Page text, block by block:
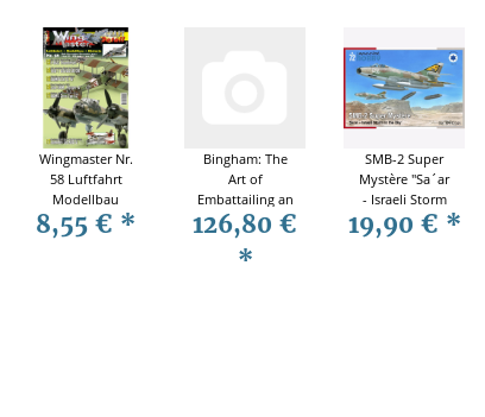
Wingmaster Nr.
58 Luftfahrt
Modellbau
Historie
8,55 € *
Bingham: The
Art of
Embattailing an
army or, the
second part of
Aelians Tacticks
126,80 €
*
SMB-2 Super
Mystère "Sa´ar
- Israeli Storm
in the Sky"
Special Hobby
19,90 € *